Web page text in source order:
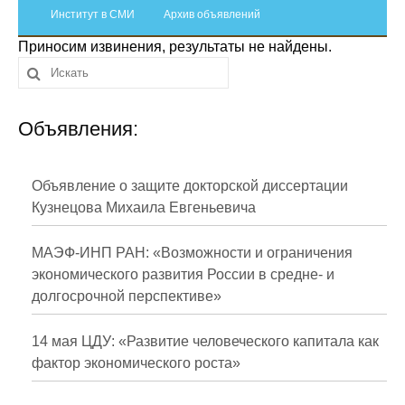
Отчетность
Противодействие коррупции
Материалы для СМИ
Публикации
Научная жизнь
Проблемы прогнозирования
О журнале
Номера журналов
Институт в СМИ Архив объявлений
Приносим извинения, результаты не найдены.
Объявления:
Объявление о защите докторской диссертации
Кузнецова Михаила Евгеньевича
МАЭФ-ИНП РАН: «Возможности и ограничения
экономического развития России в средне- и
долгосрочной перспективе»
14 мая ЦДУ: «Развитие человеческого капитала как
фактор экономического роста»